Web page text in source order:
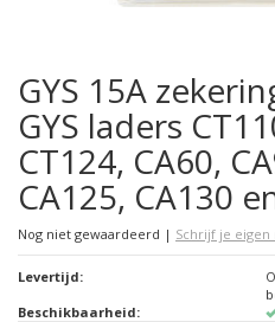
GYS 15A
GYS laders
CT124, CA60,
CA125, CA130
Nog niet gewaardeerd | Schrijf je
Levertijd:
Beschikbaarheid: